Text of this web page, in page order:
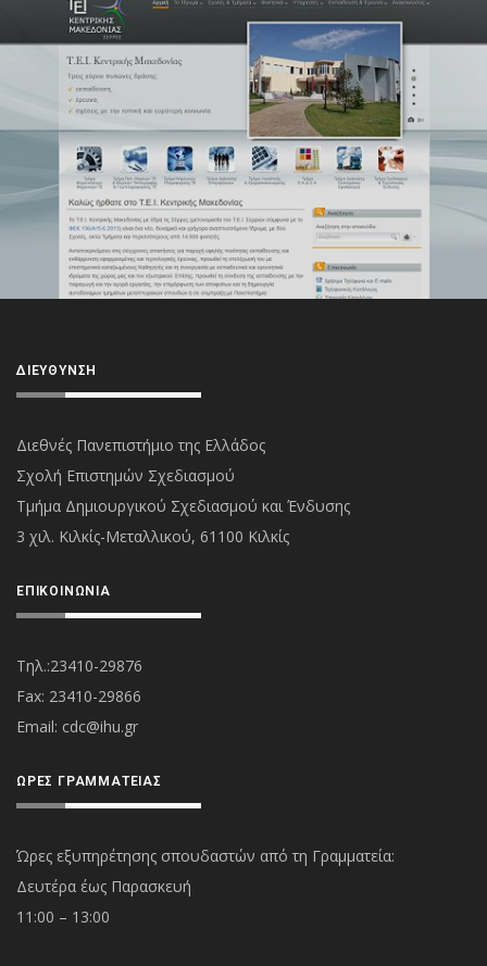
ΔΙΕΎΘΥΝΣΗ
Διεθνές Πανεπιστήμιο της Ελλάδος
Σχολή Επιστημών Σχεδιασμού
Τμήμα Δημιουργικού Σχεδιασμού και Ένδυσης
3 χιλ. Κιλκίς-Μεταλλικού, 61100 Κιλκίς
ΕΠΙΚΟΙΝΩΝΊΑ
Τηλ.:23410-29876
Fax: 23410-29866
Εmail: cdc@ihu.gr
ΏΡΕΣ ΓΡΑΜΜΑΤΕΊΑΣ
Ώρες εξυπηρέτησης σπουδαστών από τη Γραμματεία:
Δευτέρα έως Παρασκευή
11:00 – 13:00